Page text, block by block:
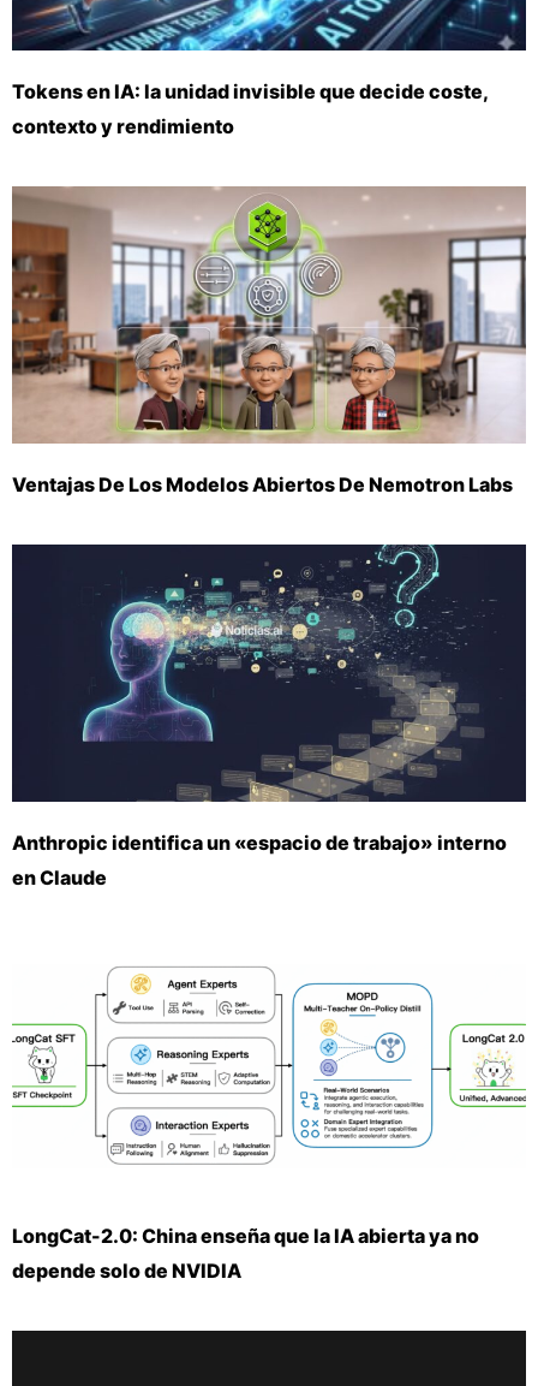
Tokens en IA: la unidad invisible que decide coste,
contexto y rendimiento
Ventajas De Los Modelos Abiertos De Nemotron Labs
Anthropic identifica un «espacio de trabajo» interno
en Claude
LongCat-2.0: China enseña que la IA abierta ya no
depende solo de NVIDIA